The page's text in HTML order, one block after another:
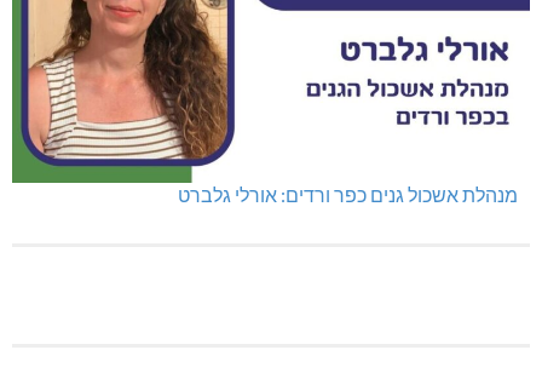
מנהלת אשכול גנים כפר ורדים: אורלי גלברט